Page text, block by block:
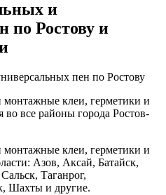
и
по Ростову и
клеи, герметики и
все районы города Ростов-
клеи, герметики и
Азов, Аксай, Батайск,
Таганрог,
Шахты и другие.